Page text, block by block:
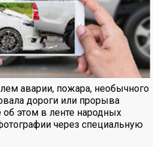
аварии, пожара, необычного
дороги или прорыва
об этом в ленте народных
через специальную